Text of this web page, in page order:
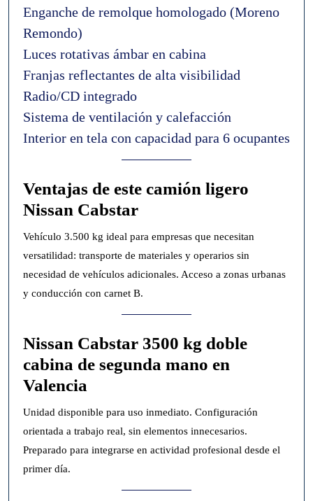
Enganche de remolque homologado (Moreno
Remondo)
Luces rotativas ámbar en cabina
Franjas reflectantes de alta visibilidad
Radio/CD integrado
Sistema de ventilación y calefacción
Interior en tela con capacidad para 6 ocupantes
Ventajas de este camión ligero
Nissan Cabstar
Vehículo 3.500 kg ideal para empresas que necesitan
versatilidad: transporte de materiales y operarios sin
necesidad de vehículos adicionales. Acceso a zonas urbanas
y conducción con carnet B.
Nissan Cabstar 3500 kg doble
cabina de segunda mano en
Valencia
Unidad disponible para uso inmediato. Configuración
orientada a trabajo real, sin elementos innecesarios.
Preparado para integrarse en actividad profesional desde el
primer día.